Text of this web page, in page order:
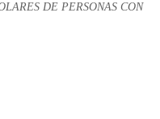
DE PERSONAS CON